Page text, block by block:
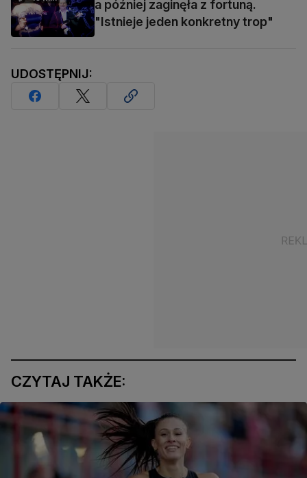
a później zaginęła z fortuną.
"Istnieje jeden konkretny trop"
UDOSTĘPNIJ:
CZYTAJ TAKŻE: